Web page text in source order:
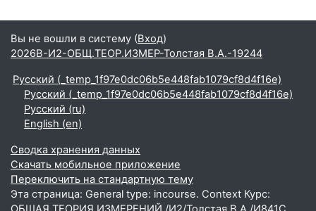
Вы не вошли в систему (Вход)
2026В-И2-ОБЩ.ТЕОР.ИЗМЕР-Толстая В.А.-19244
Русский ‎(_temp_1f97e0dc06b5e448fab1079cf8d4f16e)‎
Русский ‎(_temp_1f97e0dc06b5e448fab1079cf8d4f16e)‎
Русский ‎(ru)‎
English ‎(en)‎
Сводка хранения данных
Скачать мобильное приложение
Переключить на стандартную тему
Эта страница: General type: incourse. Context Курс: